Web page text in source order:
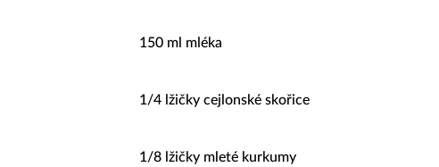
150 ml mléka
1/4 lžičky cejlonské skořice
1/8 lžičky mleté kurkumy